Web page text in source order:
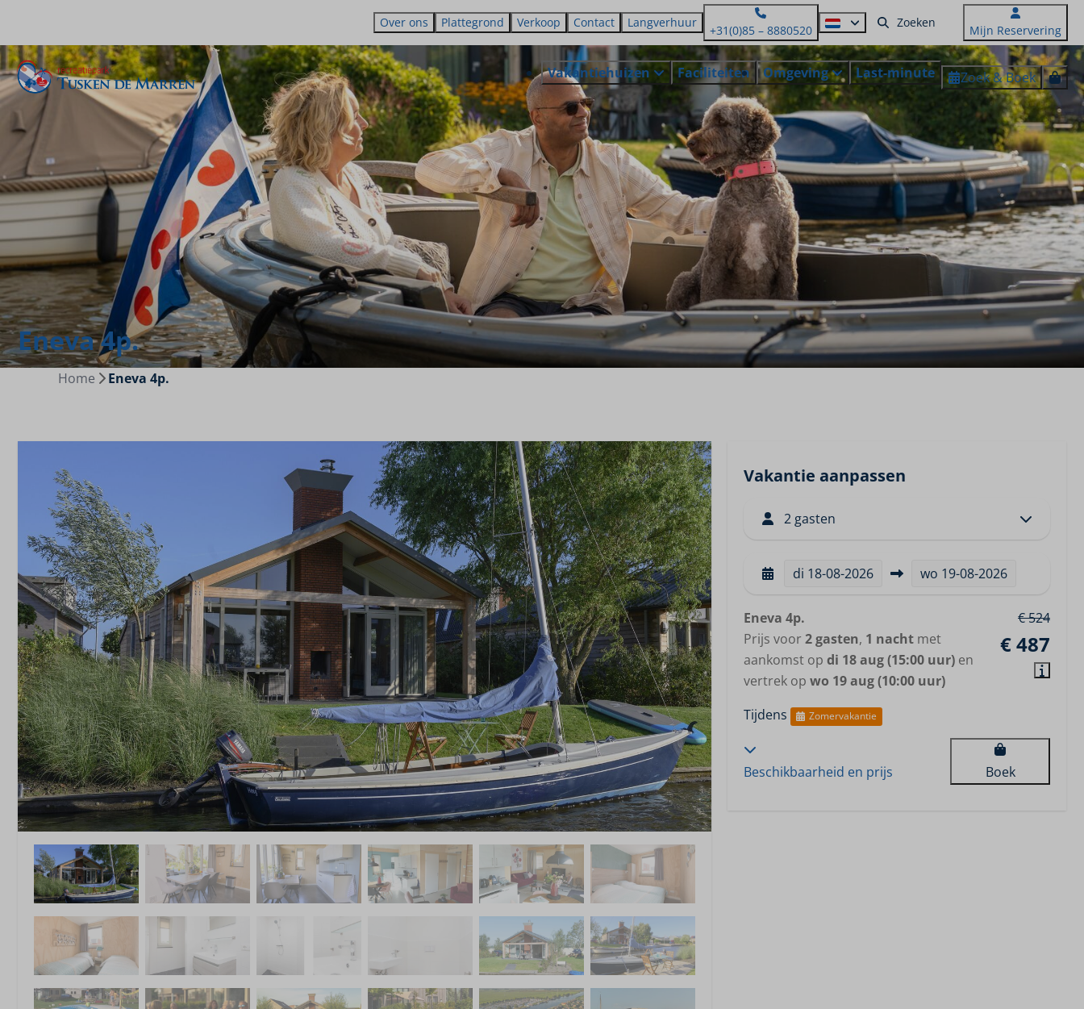
Over ons Plattegrond Verkoop Contact Langverhuur
+31(0)85 – 8880520 Mijn Reservering
Vakantiehuizen Faciliteiten Omgeving Last-minute Zoek & Boek
Eneva 4p.
Home Eneva 4p.
Vakantie aanpassen
2 gasten
di 18-08-2026 wo 19-08-2026
€ 524
€ 487
Eneva 4p.
Prijs voor2 gasten, 1 nacht met
aankomst op di 18 aug (15:00 uur) en
vertrek op wo 19 aug (10:00 uur)
Tijdens
Zomervakantie
Beschikbaarheid en prijs Boek